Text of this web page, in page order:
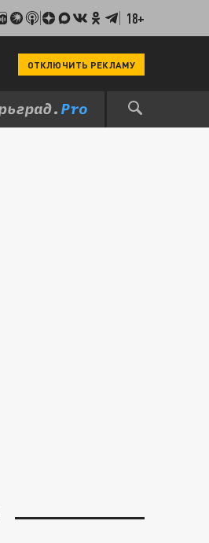
18+
ОТКЛЮЧИТЬ РЕКЛАМУ